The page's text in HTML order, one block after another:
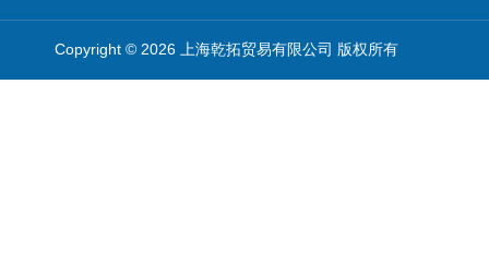
Copyright © 2026 上海乾拓贸易有限公司 版权所有